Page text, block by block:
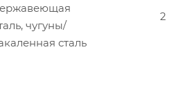
чугуны/
сталь
2